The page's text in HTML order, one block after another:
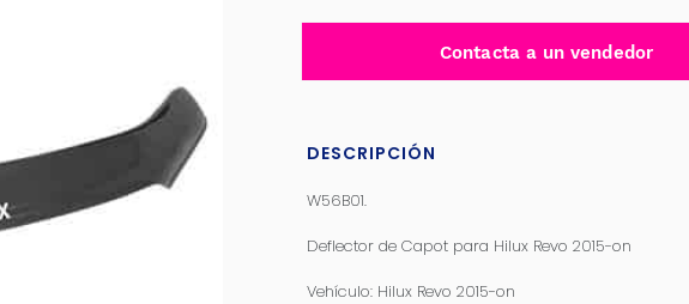
Contacta a un vendedor
DESCRIPCIÓN
W56B01.
Deflector de Capot para Hilux Revo 2015-on
Vehículo: Hilux Revo 2015-on